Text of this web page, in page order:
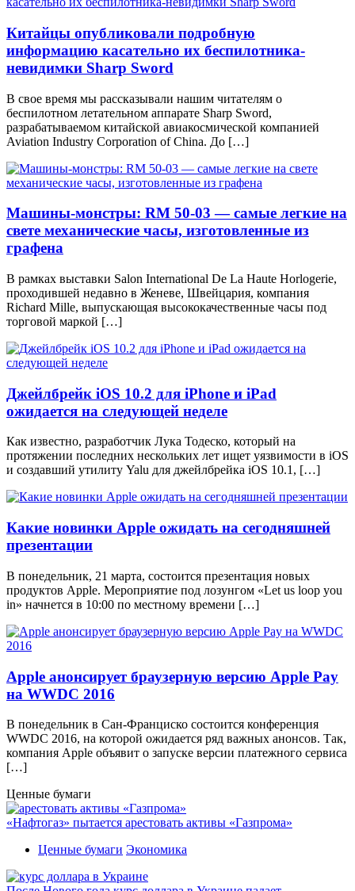
Китайцы опубликовали подробную
информацию касательно их беспилотника-
невидимки Sharp Sword
В свое время мы рассказывали нашим читателям о
беспилотном летательном аппарате Sharp Sword,
разрабатываемом китайской авиакосмической компанией
Aviation Industry Corporation of China. До […]
Машины-монстры: RM 50-03 — самые легкие на
свете механические часы, изготовленные из
графена
В рамках выставки Salon International De La Haute Horlogerie,
проходившей недавно в Женеве, Швейцария, компания
Richard Mille, выпускающая высококачественные часы под
торговой маркой […]
Джейлбрейк iOS 10.2 для iPhone и iPad
ожидается на следующей неделе
Как известно, разработчик Лука Тодеско, который на
протяжении последних нескольких лет ищет уязвимости в iOS
и создавший утилиту Yalu для джейлбрейка iOS 10.1, […]
Какие новинки Apple ожидать на сегодняшней
презентации
В понедельник, 21 марта, состоится презентация новых
продуктов Apple. Мероприятие под лозунгом «Let us loop you
in» начнется в 10:00 по местному времени […]
Apple анонсирует браузерную версию Apple Pay
на WWDC 2016
В понедельник в Сан-Франциско состоится конференция
WWDC 2016, на которой ожидается ряд важных анонсов. Так,
компания Apple объявит о запуске версии платежного сервиса
[…]
Ценные бумаги
«Нафтогаз» пытается арестовать активы «Газпрома»
Ценные бумаги Экономика